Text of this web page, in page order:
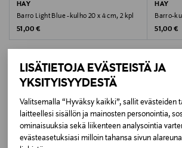
LISÄTIETOJA EVÄSTEISTÄ JA
YKSITYISYYDESTÄ
Valitsemalla “Hyväksy kaikki”, sallit evästeiden
laitteellesi sisällön ja mainosten personointia,
ominaisuuksia sekä liikenteen analysointia
evästeasetuksiasi milloin tahansa sivun
LIGHT BLUE
20 x 27,5 x 5 cm
Valmistusmaa
Portugali
Valmistajan tuotenumero
HAY
Barro Light Blue -kulho 20 x 4 cm, 2 kpl
Original Price
51,00 €
HAY
Barro-
Original
51,00 €
LISÄÄ
TUOTTEITA